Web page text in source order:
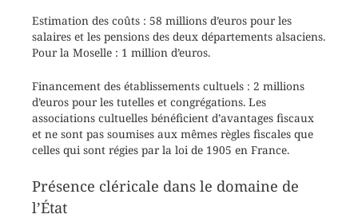
Estimation des coûts : 58 millions d’euros pour les
salaires et les pensions des deux départements alsaciens.
Pour la Moselle : 1 million d’euros.
Financement des établissements cultuels : 2 millions
d’euros pour les tutelles et congrégations. Les
associations cultuelles bénéficient d’avantages fiscaux
et ne sont pas soumises aux mêmes règles fiscales que
celles qui sont régies par la loi de 1905 en France.
Présence cléricale dans le domaine de
l’État